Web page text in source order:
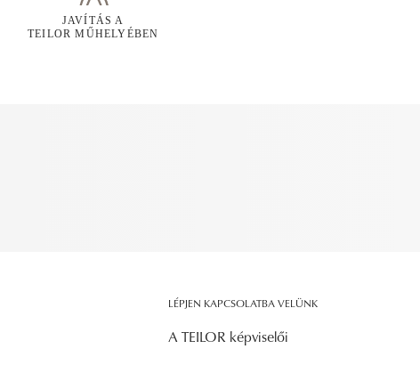
JAVÍTÁS A
TEILOR MŰHELYÉBEN
LÉPJEN KAPCSOLATBA VELÜNK
A TEILOR képviselői